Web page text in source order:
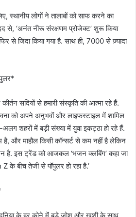
स्थानीय लोगों ने तालाबों को साफ करने का
से, ‘अनंत नीरू संरक्षणम प्रोजेक्ट’ शुरू किया
से जिंदा किया गया है. साथ ही, 7000 से ज़्यादा
सदियों से हमारी संस्कृति की आत्मा रहे हैं.
को अपने अनुभवों और लाइफस्टाइल में शामिल
शहरों में बड़ी संख्या में युवा इकट्ठा हो रहे हैं.
और माहौल किसी कॉन्सर्ट से कम नहीं है लेकिन
है. इस ट्रेंड को आजकल ‘भजन क्लबिंग’ कहा जा
बीच तेजी से पॉपुलर हो रहा है.’
दुनिया के हर कोने में बड़े जोश और खुशी के साथ